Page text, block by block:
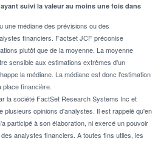
suivi la valeur au moins une fois dans
une médiane des prévisions ou des
financiers. Factset JCF préconise
plutôt que de la moyenne. La moyenne
sensible aux estimations extrêmes d'un
la médiane. La médiane est donc l'estimation
place financière.
la société FactSet Research Systems Inc et
plusieurs opinions d'analystes. Il est rappelé qu'en
participé à son élaboration, ni exercé un pouvoir
analystes financiers. A toutes fins utiles, les